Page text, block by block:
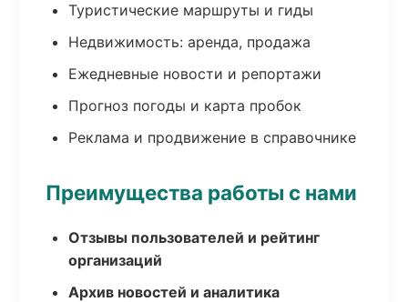
Туристические маршруты и гиды
Недвижимость: аренда, продажа
Ежедневные новости и репортажи
Прогноз погоды и карта пробок
Реклама и продвижение в справочнике
Преимущества работы с нами
Отзывы пользователей и рейтинг
организаций
Архив новостей и аналитика